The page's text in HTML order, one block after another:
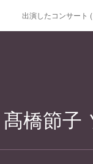
出演したコンサート
橋節子